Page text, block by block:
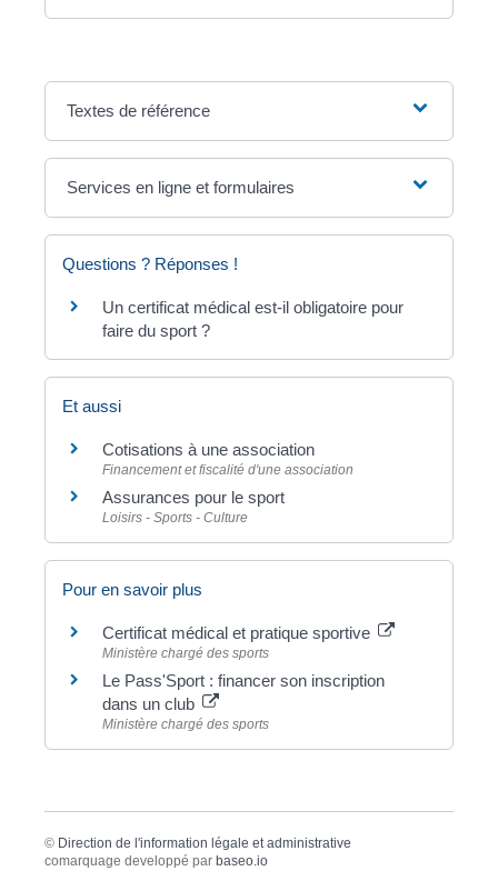
Textes de référence
Services en ligne et formulaires
Questions ? Réponses !
Un certificat médical est-il obligatoire pour
faire du sport ?
Et aussi
Cotisations à une association
Financement et fiscalité d'une association
Assurances pour le sport
Loisirs - Sports - Culture
Pour en savoir plus
Certificat médical et pratique sportive
Ministère chargé des sports
Le Pass'Sport : financer son inscription
dans un club
Ministère chargé des sports
© Direction de l'information légale et administrative
comarquage developpé par baseo.io